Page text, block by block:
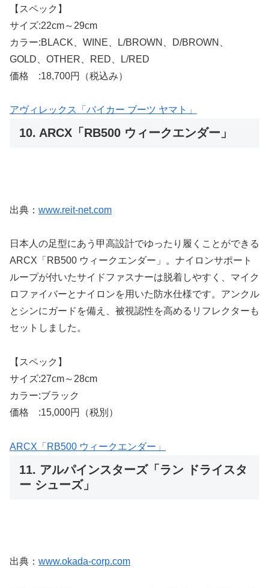
【スペック】
サイズ:22cm～29cm
カラー:BLACK、WINE、L/BROWN、D/BROWN、
GOLD、OTHER、RED、L/RED
価格 :18,700円（税込み）
アヴィレックス「バイカー ブーツ ヤマト」
10. ARCX「RB500 ウィークエンダー」
出典： www.reit-net.com
日本人の足型にあう甲高設計でゆったり履くことができる
ARCX「RB500 ウィークエンダー」。ナイロンサポート
ループが付いたサイドファスナーは脱着しやすく、マイク
ロファイバーとナイロンを用いた防水仕様です。アンクル
とシンにガードを備え、被視認性を高めるリフレクターも
セットしました。
【スペック】
サイズ:27cm～28cm
カラー:ブラック
価格 :15,000円（税別）
ARCX「RB500 ウィークエンダー」
11. アルパインスターズ「ラン ドライスタ
ー シューズ」
出典： www.okada-corp.com